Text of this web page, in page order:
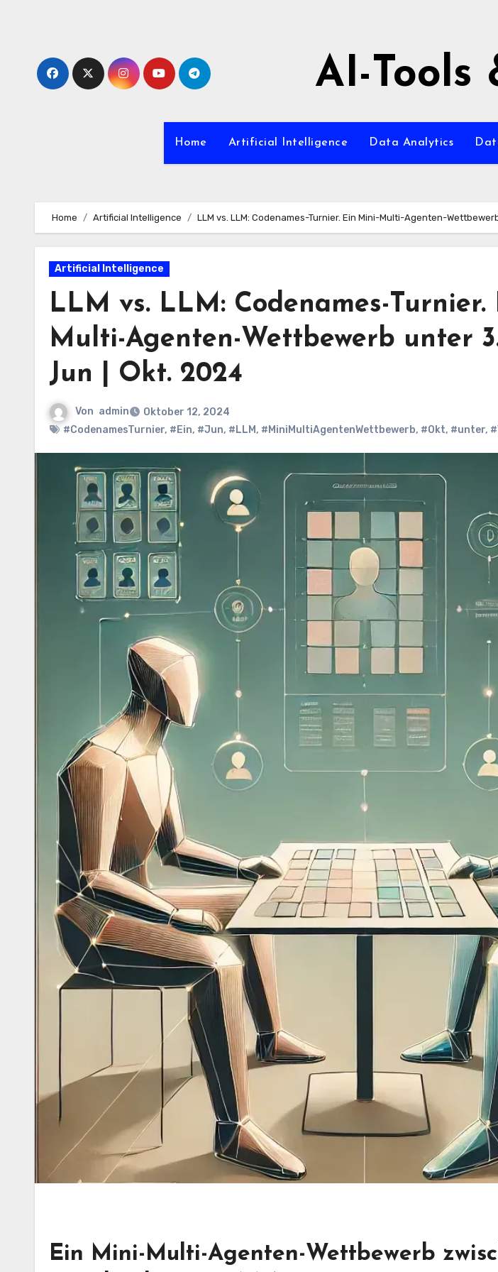
AI-Tools
Home Artificial Intelligence Data Analytics
Home Artificial Intelligence LLM vs. LLM: Codenames-Turnier. Ein Mini-Multi-Agenten-
Artificial Intelligence
LLM vs. LLM: Codenames-
Multi-Agenten-Wettbewerb unter
Jun | Okt. 2024
Von admin
Oktober 12, 2024
#CodenamesTurnier, #Ein, #Jun, #LLM, #MiniMultiAgentenWettbewerb, #Okt, #unter,
Ein Mini-Multi-Agenten-Wettbewerb